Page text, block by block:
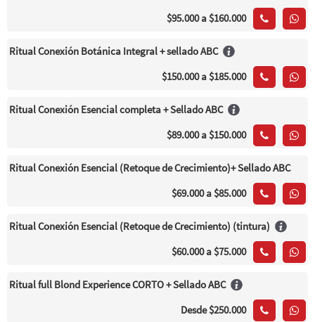
$95.000a $160.000
Ritual Conexión Botánica Integral + sellado ABC
$150.000a $185.000
Ritual Conexión Esencial completa + Sellado ABC
$89.000a $150.000
Ritual Conexión Esencial (Retoque de Crecimiento)+ Sellado ABC
$69.000a $85.000
Ritual Conexión Esencial (Retoque de Crecimiento) (tintura)
$60.000a $75.000
Ritual full Blond Experience CORTO + Sellado ABC
Desde$250.000